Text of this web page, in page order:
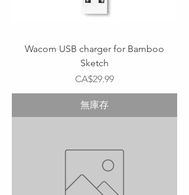
Wacom USB charger for Bamboo
Sketch
價格
CA$29.99
無庫存